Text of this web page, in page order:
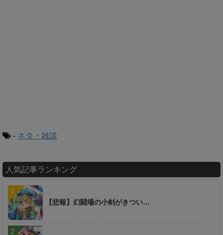
- ネタ・雑談
人気記事ランキング
【悲報】幻闘場の小剣がきつい…